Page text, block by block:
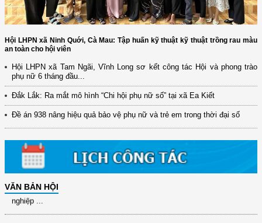
Hội LHPN xã Ninh Quới, Cà Mau: Tập huấn kỹ thuật kỹ thuật trồng rau màu
an toàn cho hội viên
Hội LHPN xã Tam Ngãi, Vĩnh Long sơ kết công tác Hội và phong trào
phụ nữ 6 tháng đầu...
Đắk Lắk: Ra mắt mô hình “Chi hội phụ nữ số” tại xã Ea Kiết
Đề án 938 nâng hiệu quả bảo vệ phụ nữ và trẻ em trong thời đại số
VĂN BẢN HỘI
(12/TB-HĐKH) V/v đăng ký, đề xuất nhiệm vụ Khoa học, công nghệ và
đổi mới ...
(898/KH/ĐCT) Kế hoạch thực hiện Quyết định số 2415/QĐ-TTg ngày
31/10/2025 ...
(417/QĐ-BNNMT) Quyết định phê duyệt Chương trình mục tiêu quốc gia
(891/KH-ĐCT) Kế hoạch thực hiện Nghị quyết số 72-NQ/TW ngày
9/9/2025 của Bộ ...
(2415/QĐ-TTg) Quyết định về việc phê duyệt Đề án Hỗ trợ Phụ nữ khởi
nghiệp ...